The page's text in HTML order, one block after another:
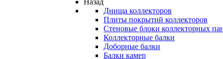
Назад
Днища коллекторов
Плиты покрытий коллекторов
Стеновые блоки коллекторных
Коллекторные балки
Доборные балки
Балки камер